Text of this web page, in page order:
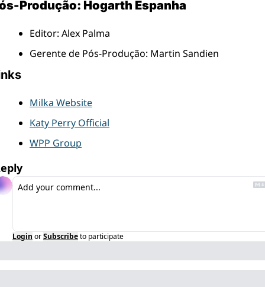
Produção: Hogarth Espanha
Editor: Alex Palma
Gerente de Pós-Produção: Martin Sandien
Milka Website
Katy Perry Official
WPP Group
Login orSubscribeto participate